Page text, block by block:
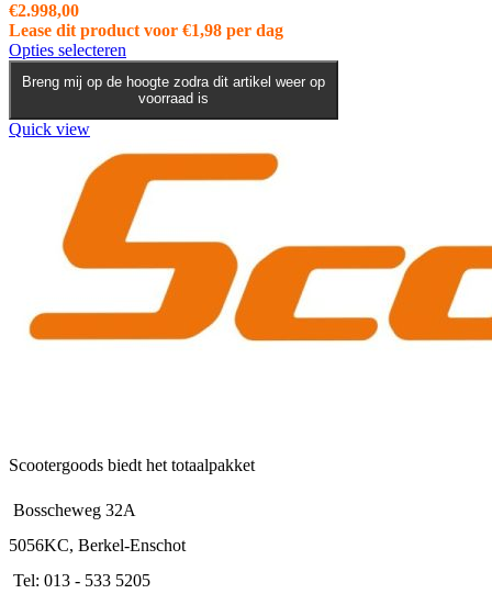
€2.998,00
Lease dit product voor €1,98 per dag
Opties selecteren
product
heeft
meerdere
Deze
kan
gekozen
worden
op
de
productpagina
Breng mij op de hoogte zodra dit artikel weer op
voorraad is
Quick view
Scootergoods biedt het totaalpakket
Bosscheweg 32A
5056KC, Berkel-Enschot
Tel: 013 - 533 5205